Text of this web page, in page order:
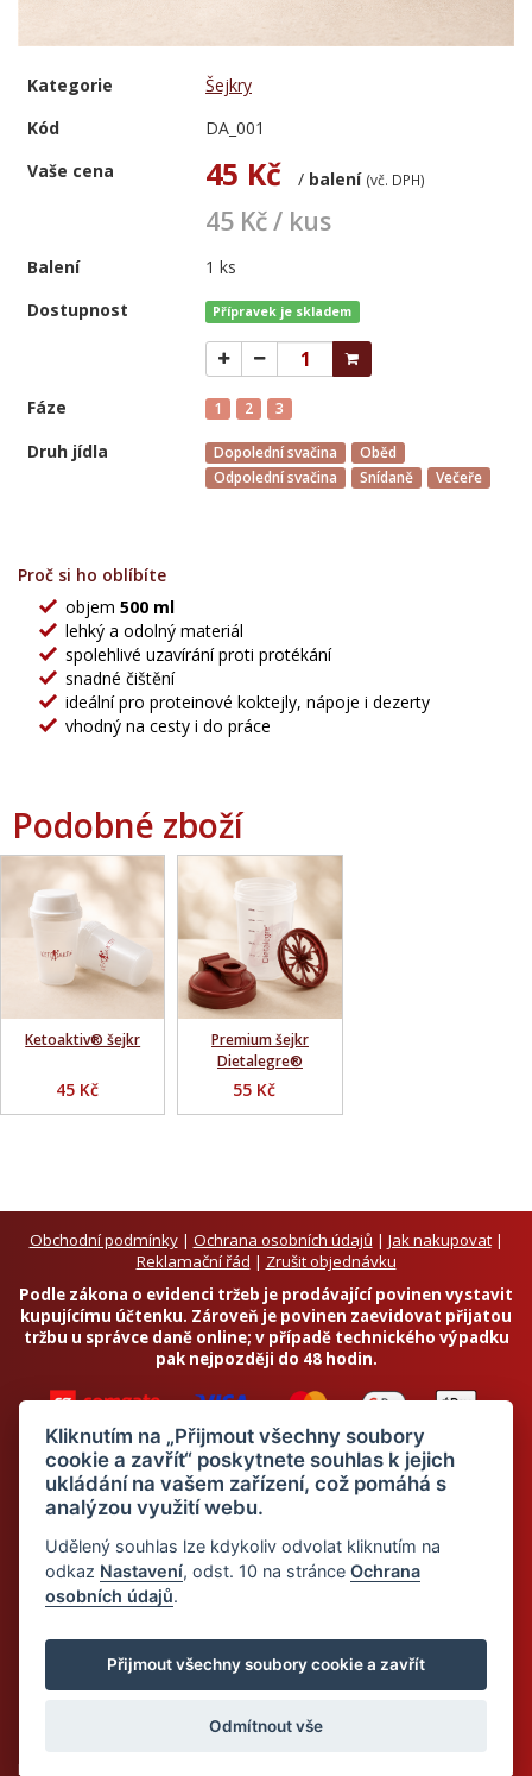
Kategorie
Šejkry
Kód
DA_001
Vaše cena
45 Kč / balení (vč. DPH)
45 Kč / kus
Balení
1 ks
Dostupnost
Přípravek je skladem
Fáze 1 2 3
Druh jídla Dopolední svačina
Oběd
Odpolední svačina
Snídaně Večeře
Proč si ho oblíbíte
objem 500 ml
lehký a odolný materiál
spolehlivé uzavírání proti protékání
snadné čištění
ideální pro proteinové koktejly, nápoje i dezerty
vhodný na cesty i do práce
Podobné zboží
Ketoaktiv® šejkr
45 Kč
Premium šejkr
Dietalegre®
55 Kč
Obchodní podmínky| Ochrana osobních údajů | Jak nakupovat|
Reklamační řád | Zrušit objednávku
Podle zákona o evidenci tržeb je prodávající povinen vystavit
kupujícímu účtenku. Zároveň je povinen zaevidovat přijatou
tržbu u správce daně online; v případě technického výpadku
pak nejpozději do 48 hodin.
Chci odebírat newsletter
© 2026 Dietalegre - bílkovinná dieta pro zdravé hubnutí
Mapa stránek Crespo, s.r.o.
Kliknutím na „Přijmout všechny soubory
cookie a zavřít“ poskytnete souhlas k jejich
ukládání na vašem zařízení, což pomáhá s
analýzou využití webu.
Udělený souhlas lze kdykoliv odvolat kliknutím na
odkaz Nastavení, odst. 10 na stránceOchrana
osobních údajů.
Přijmout všechny soubory cookie a zavřít
Odmítnout vše